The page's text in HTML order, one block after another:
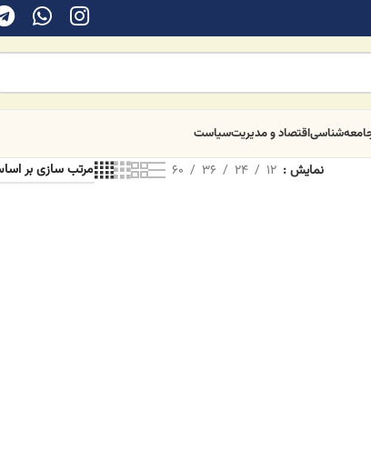
اقتصاد و مدیریتسیاست
نمایش 12
24
36
60